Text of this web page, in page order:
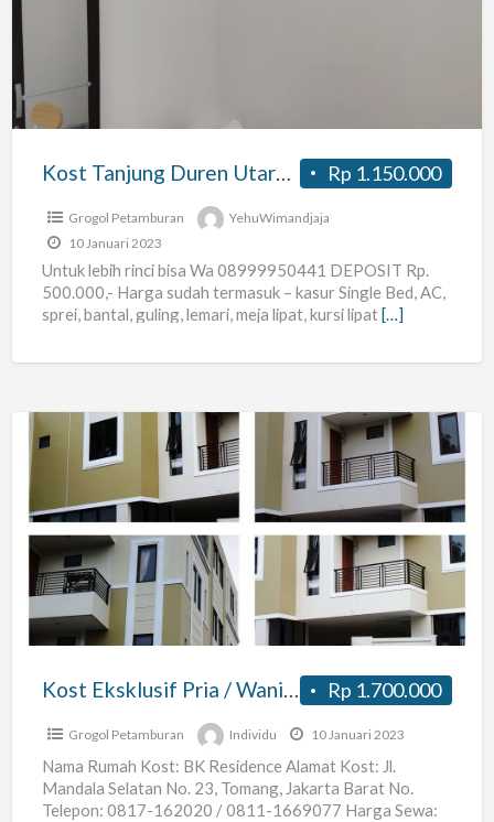
Duren
Utara
Kost
Nyomans
Rp 1.150.000
Kost Tanjung Duren Utara – Kost Nyomans
Grogol Petamburan
YehuWimandjaja
10 Januari 2023
Untuk lebih rinci bisa Wa 08999950441 DEPOSIT Rp.
500.000,- Harga sudah termasuk – kasur Single Bed, AC,
sprei, bantal, guling, lemari, meja lipat, kursi lipat[…]
Kost
Eksklusif
Pria
Wanita
Bangunan
Baru
Tomang,
Jakarta
Barat
Rp 1.700.000
Kost Eksklusif Pria / Wanita Bangunan Baru di Tomang, Jakarta Barat – BK Residence
Grogol Petamburan Individu 10 Januari 2023
Nama Rumah Kost: BK Residence Alamat Kost: Jl.
Mandala Selatan No. 23, Tomang, Jakarta Barat No.
Telepon: 0817-162020 / 0811-1669077 Harga Sewa: